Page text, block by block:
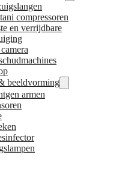
compressoren
en verrijdbare
beeldvorming
armen